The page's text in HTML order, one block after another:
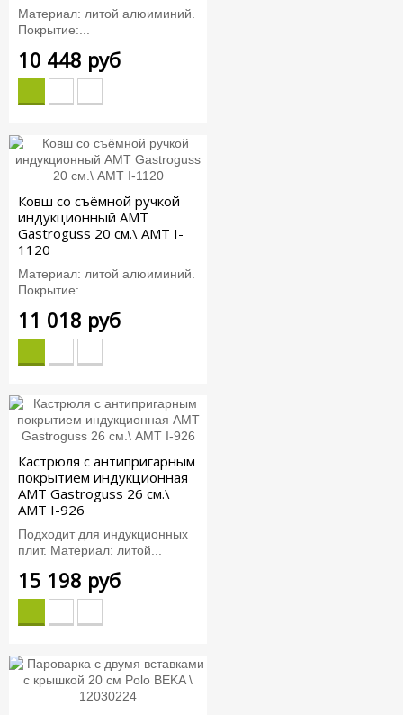
Материал: литой алюиминий.
Покрытие:...
10 448 руб
Ковш со съёмной ручкой
индукционный AMT
Gastroguss 20 см.\ AMT I-
1120
Материал: литой алюиминий.
Покрытие:...
11 018 руб
Кастрюля с антипригарным
покрытием индукционная
AMT Gastroguss 26 см.\
AMT I-926
Подходит для индукционных
плит. Материал: литой...
15 198 руб